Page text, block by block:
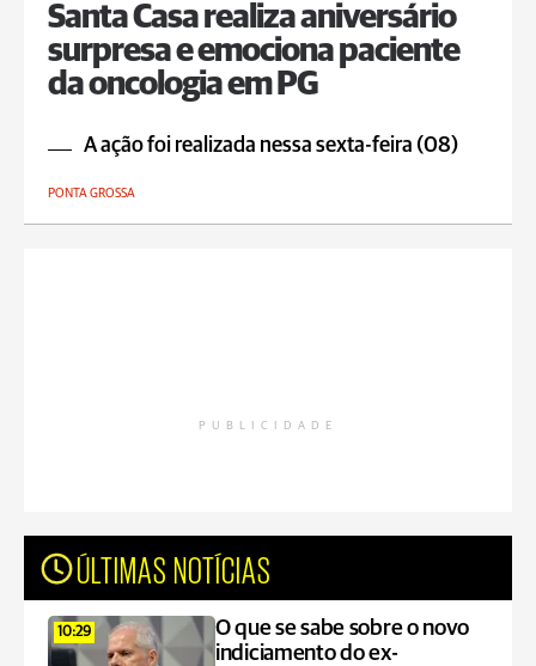
Santa Casa realiza aniversário
surpresa e emociona paciente
da oncologia em PG
A ação foi realizada nessa sexta-feira (08)
PONTA GROSSA
PUBLICIDADE
ÚLTIMAS NOTÍCIAS
10:29
O que se sabe sobre o novo
indiciamento do ex-